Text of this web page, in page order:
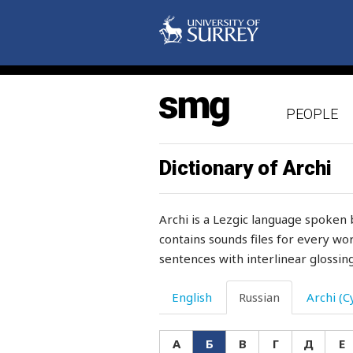
PEOPLE
Dictionary of Archi
Archi is a Lezgic language
contains sounds files for every
sentences with interlinear
English Russian Archi
А Б В Г Д Е
бензин
бережливость
беременная
бес
беседа
беспечно
бесплатно